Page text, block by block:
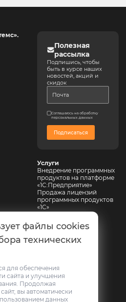
Полезная
рассылка
Подпишись, чтобы
быть в курсе наших
новостей, акций и
скидок
Соглашаюсь на обработку
персональных данных
Подписаться
Услуги
Внедрение программных
продуктов на платформе
«1С:Предприятие»
Продажа лицензий
программных продуктов
«1С»
Сопровождение 1С
Автоматизация
горнодобывающих
предприятий
Автоматизация
Web-разработка
Модуль для 1С:ERP
файлы cookies
технических
для обеспечения
сайта и улучшения
Продолжая
вы автоматически
данных